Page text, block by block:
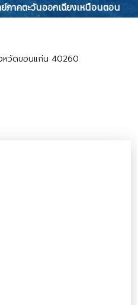
าคตะวันออกเฉียงเหนือนตอน
หวัดขอนแก่น 40260